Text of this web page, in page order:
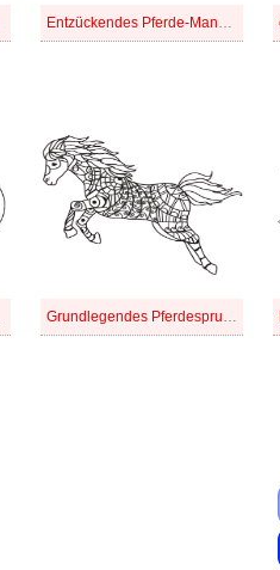
Entzückendes Pferde-Mandala
Grundlegendes Pferdesprung-Mandala